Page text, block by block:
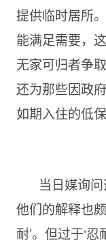
提供临时居所
能满足需要，
无家可归者争
还为那些因政
如期入住的低
当日媒询
他们的解释也
耐’。但过于‘